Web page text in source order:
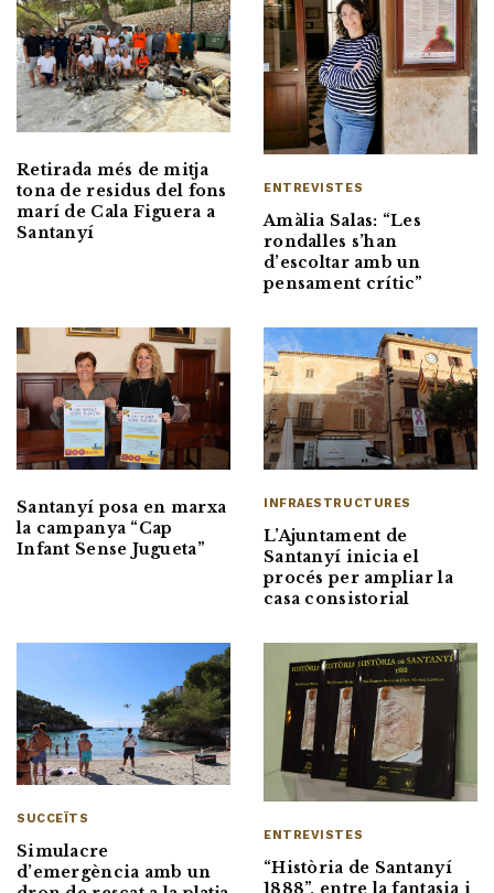
Retirada més de mitja
tona de residus del fons
marí de Cala Figuera a
Santanyí
ENTREVISTES
Amàlia Salas: “Les
rondalles s’han
d’escoltar amb un
pensament crític”
Santanyí posa en marxa
la campanya “Cap
Infant Sense Jugueta”
INFRAESTRUCTURES
L’Ajuntament de
Santanyí inicia el
procés per ampliar la
casa consistorial
SUCCEÏTS
Simulacre
d’emergència amb un
ENTREVISTES
“Història de Santanyí
1888”, entre la fantasia i